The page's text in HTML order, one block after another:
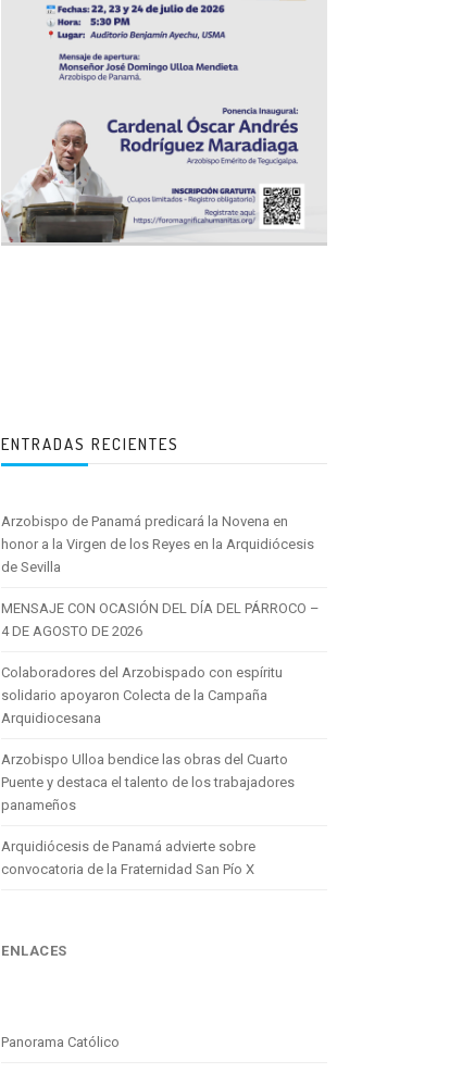
ENTRADAS RECIENTES
Arzobispo de Panamá predicará la Novena en
honor a la Virgen de los Reyes en la Arquidiócesis
de Sevilla
MENSAJE CON OCASIÓN DEL DÍA DEL PÁRROCO –
4 DE AGOSTO DE 2026
Colaboradores del Arzobispado con espíritu
solidario apoyaron Colecta de la Campaña
Arquidiocesana
Arzobispo Ulloa bendice las obras del Cuarto
Puente y destaca el talento de los trabajadores
panameños
Arquidiócesis de Panamá advierte sobre
convocatoria de la Fraternidad San Pío X
ENLACES
Panorama Católico